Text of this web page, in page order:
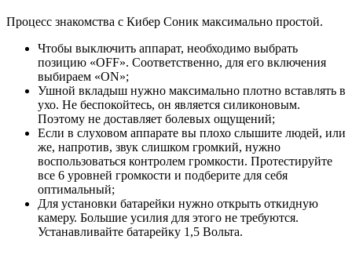
Процесс знакомства с Кибер Соник максимально простой.
Чтобы выключить аппарат, необходимо выбрать
позицию «OFF». Соответственно, для его включения
выбираем «ON»;
Ушной вкладыш нужно максимально плотно вставлять в
ухо. Не беспокойтесь, он является силиконовым.
Поэтому не доставляет болевых ощущений;
Если в слуховом аппарате вы плохо слышите людей, или
же, напротив, звук слишком громкий, нужно
воспользоваться контролем громкости. Протестируйте
все 6 уровней громкости и подберите для себя
оптимальный;
Для установки батарейки нужно открыть откидную
камеру. Большие усилия для этого не требуются.
Устанавливайте батарейку 1,5 Вольта.